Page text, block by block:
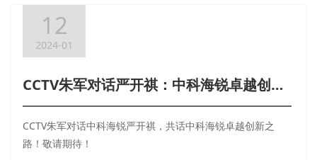
12
2024-01
CCTV朱军对话严开祺：中科海锐卓越创新之路！敬请期待！
CCTV朱军对话中科海锐严开祺，共话中科海锐卓越创新之
路！敬请期待！